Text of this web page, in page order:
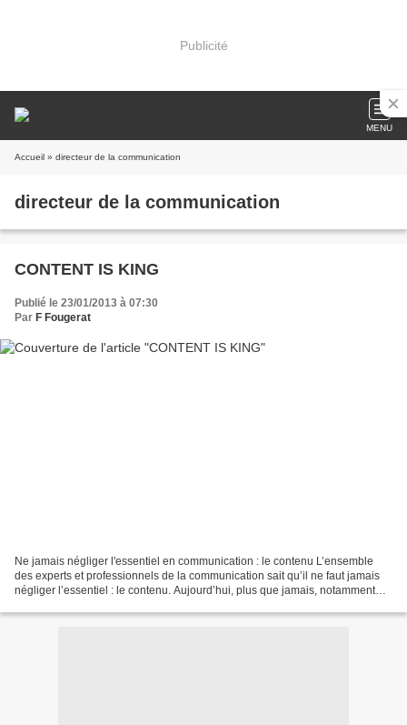
Publicité
MENU
Accueil » directeur de la communication
directeur de la communication
CONTENT IS KING
Publié le 23/01/2013 à 07:30
Par F Fougerat
Ne jamais négliger l'essentiel en communication : le contenu L’ensemble
des experts et professionnels de la communication sait qu’il ne faut jamais
négliger l’essentiel : le contenu. Aujourd’hui, plus que jamais, notamment